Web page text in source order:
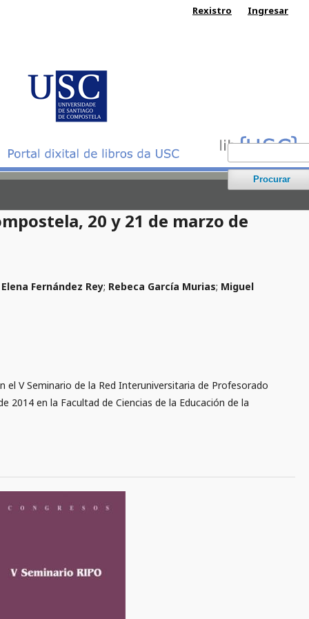
Procurar
Rexistro Ingresar
20 y 21 de marzo de
Elena Fernández Rey; Rebeca García Murias; Miguel
V Seminario de la Red Interuniversitaria de Profesorado
2014 en la Facultad de Ciencias de la Educación de la